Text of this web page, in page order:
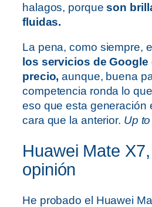
halagos, porqueson
fluidas.
La pena, como siempre,
los servicios de Google
precio, aunque, buena
competencia ronda lo
eso que esta generación
cara que la anterior. Up
Huawei Mate
opinión
He probado el Huawei